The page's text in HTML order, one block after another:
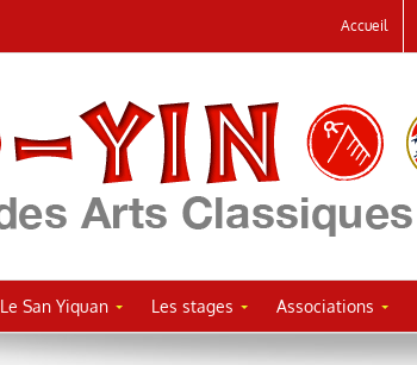
Accueil
Le San Yiquan Les stages Associations